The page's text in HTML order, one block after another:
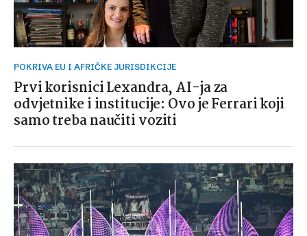
POKRIVA EU I AFRIČKE JURISDIKCIJE
Prvi korisnici Lexandra, AI-ja za
odvjetnike i institucije: Ovo je Ferrari koji
samo treba naučiti voziti